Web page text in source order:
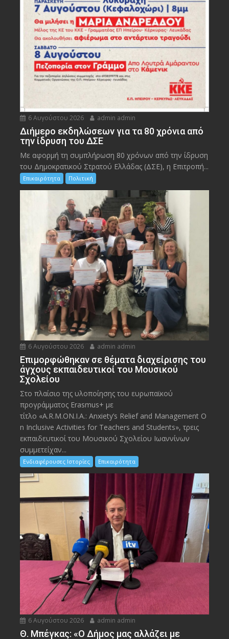
6 Αυγούστου 2026 admin admin
Διήμερο εκδηλώσεων για τα 80 χρόνια από
την ίδρυση του ΔΣΕ
Με αφορμή τη συμπλήρωση 80 χρόνων από την ίδρυση
του Δημοκρατικού Στρατού Ελλάδας (ΔΣΕ), η Επιτροπή...
Επικαιρότητα Πολιτική
6 Αυγούστου 2026 admin admin
Eπιμορφώθηκαν σε θέματα διαχείρισης του
άγχους εκπαιδευτικοί του Μουσικού
Σχολείου
Στο πλαίσιο της υλοποίησης του ευρωπαϊκού
προγράμματος Erasmus+ με
τίτλο «A.R.M.ON.I.A.: Anxiety’s Relief and Management O
n Inclusive Activities for Teachers and Students», τρεις
εκπαιδευτικοί του Μουσικού Σχολείου Ιωαννίνων
συμμετείχαν...
Ενδιαφέρουσες Ιστορίες Επικαιρότητα
6 Αυγούστου 2026 admin admin
Θ. Μπέγκας: «Ο Δήμος μας αλλάζει με